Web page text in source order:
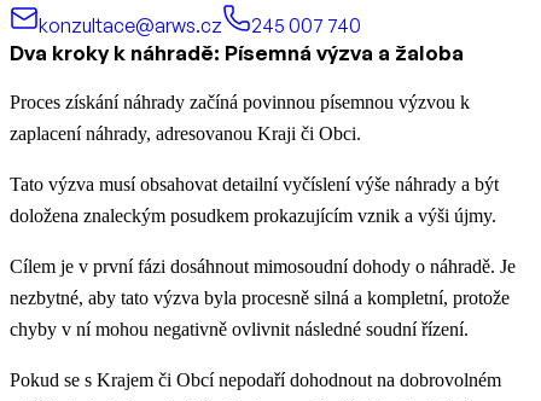
konzultace@arws.cz
245 007 740
Dva kroky k náhradě: Písemná výzva a žaloba
Proces získání náhrady začíná povinnou písemnou výzvou k
zaplacení náhrady, adresovanou Kraji či Obci.
Tato výzva musí obsahovat detailní vyčíslení výše náhrady a být
doložena znaleckým posudkem prokazujícím vznik a výši újmy.
Cílem je v první fázi dosáhnout mimosoudní dohody o náhradě. Je
nezbytné, aby tato výzva byla procesně silná a kompletní, protože
chyby v ní mohou negativně ovlivnit následné soudní řízení.
Pokud se s Krajem či Obcí nepodaří dohodnout na dobrovolném